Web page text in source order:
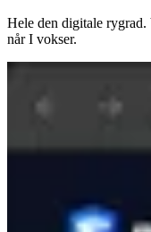
Hele den digitale
når I vokser.